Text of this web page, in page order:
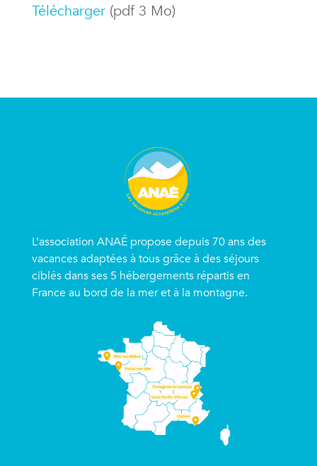
Télécharger(pdf 3 Mo)
L’association ANAÉ propose depuis 70 ans des
vacances adaptées à tous grâce à des séjours
ciblés dans ses 5 hébergements répartis en
France au bord de la mer et à la montagne.